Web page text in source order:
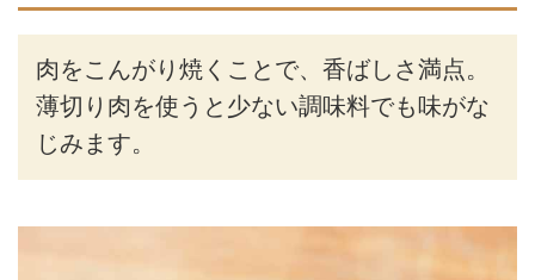
肉をこんがり焼くことで、香ばしさ満点。
薄切り肉を使うと少ない調味料でも味がな
じみます。